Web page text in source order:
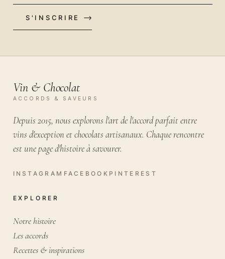
S'INSCRIRE
Vin & Chocolat
ACCORDS & SAVEURS
Depuis 2015, nous explorons l'art de l'accord parfait entre
vins d'exception et chocolats artisanaux. Chaque rencontre
est une page d'histoire à savourer.
EXPLORER
Notre histoire
Les accords
Recettes & inspirations